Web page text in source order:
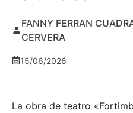
FANNY FERRAN
CERVERA
15/06/2026
La obra de teatro «